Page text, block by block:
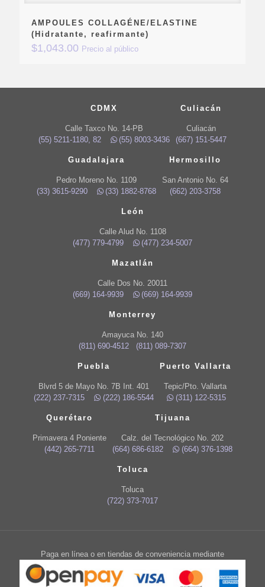
AMPOULES COLLAGÉNE/ELASTINE
(Hidratante, reafirmante)
$1,043.00 Precio al público
CDMX
Calle Taxco No. 14-PB
(55) 5211-1180, 82
(55) 8003-3436
Culiacán
Culiacán
(667) 151-5447
Guadalajara
Pedro Moreno No. 1109
(33) 3615-9290
(33) 1882-8768
Hermosillo
San Antonio No. 64
(662) 203-3758
León
Calle Alud No. 1108
(477) 779-4799
(477) 234-5007
Mazatlán
Calle Dos No. 20011
(669) 164-9939
(669) 164-9939
Monterrey
Amayuca No. 140
(811) 690-4512
(811) 089-7307
Puebla
Blvrd 5 de Mayo No. 7B Int. 401
(222) 237-7315
(222) 186-5544
Puerto Vallarta
Tepic/Pto. Vallarta
(311) 122-5315
Querétaro
Primavera 4 Poniente
(442) 265-7711
Tijuana
Calz. del Tecnológico No. 202
(664) 686-6182
(664) 376-1398
Toluca
Toluca
(722) 373-7017
Paga en línea o en tiendas de conveniencia mediante